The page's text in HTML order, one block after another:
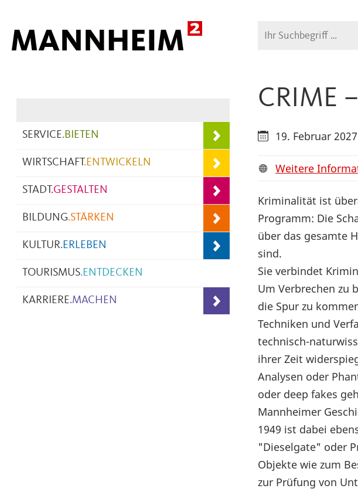
Suche
SERVICE.BIETEN
WIRTSCHAFT.ENTWICKELN
STADT.GESTALTEN
BILDUNG.STÄRKEN
KULTUR.ERLEBEN
TOURISMUS.ENTDECKEN
KARRIERE.MACHEN
CRIME
19. Februar
Weitere
Kriminalität ist
Programm: Die
über das gesamte
sind.
Sie verbindet
Um Verbrechen zu
die Spur zu
Techniken und
technisch-
ihrer Zeit
Analysen oder
oder deep fakes
Mannheimer
1949 ist dabei
"Dieselgate" oder
Objekte wie zum
zur Prüfung von